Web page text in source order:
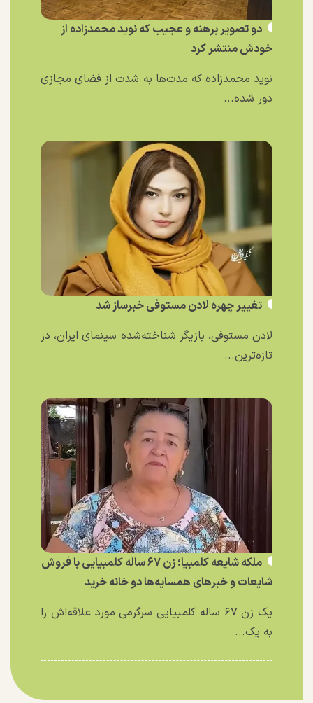
دو تصویر برهنه و عجیب که نوید محمدزاده از
خودش منتشر کرد
نوید محمدزاده که مدت‌ها به شدت از فضای مجازی
دور شده...
تغییر چهره لادن مستوفی خبرساز شد
لادن مستوفی، بازیگر شناخته‌شده سینمای ایران، در
تازه‌ترین...
ملکه شایعه کلمبیا؛ زن ۶۷ ساله کلمبیایی با فروش
شایعات و خبر‌های همسایه‌ها دو خانه خرید
یک زن ۶۷ ساله کلمبیایی سرگرمی مورد علاقه‌اش را
به یک...